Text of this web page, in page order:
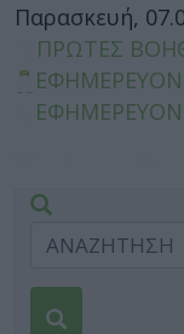
Παρασκευή,
ΠΡΩΤΕΣ